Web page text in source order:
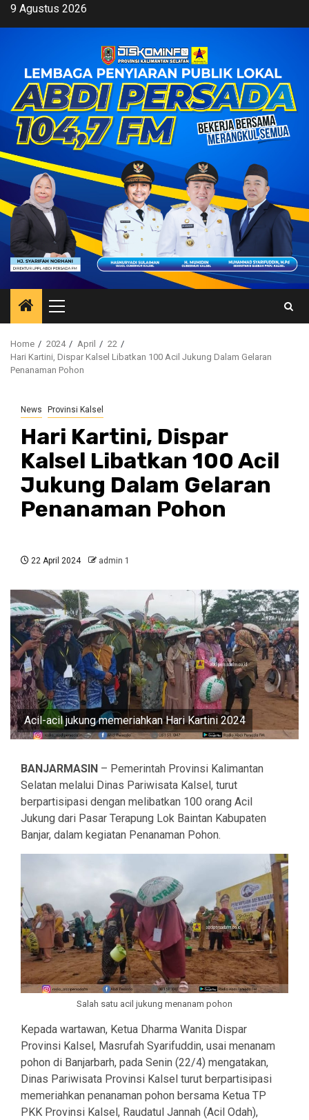
Skip9 Agustus 2026
Primary
Menu
Home 2024 April
22
Hari Kartini, Dispar Kalsel Libatkan 100 Acil Jukung Dalam Gelaran
Penanaman Pohon
News Provinsi Kalsel
Hari Kartini, Dispar
Kalsel Libatkan 100 Acil
Jukung Dalam Gelaran
Penanaman Pohon
22 April 2024 admin 1
Acil-acil jukung memeriahkan Hari Kartini 2024
BANJARMASIN – Pemerintah Provinsi Kalimantan
Selatan melalui Dinas Pariwisata Kalsel, turut
berpartisipasi dengan melibatkan 100 orang Acil
Jukung dari Pasar Terapung Lok Baintan Kabupaten
Banjar, dalam kegiatan Penanaman Pohon.
Salah satu acil jukung menanam pohon
Kepada wartawan, Ketua Dharma Wanita Dispar
Provinsi Kalsel, Masrufah Syarifuddin, usai menanam
pohon di Banjarbarh, pada Senin (22/4) mengatakan,
Dinas Pariwisata Provinsi Kalsel turut berpartisipasi
memeriahkan penanaman pohon bersama Ketua TP
PKK Provinsi Kalsel, Raudatul Jannah (Acil Odah),